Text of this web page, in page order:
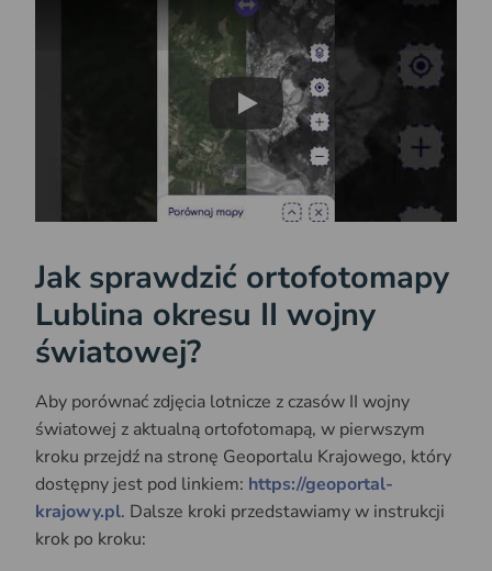
Play
Jak sprawdzić ortofotomapy
Lublina okresu II wojny
światowej?
Aby porównać zdjęcia lotnicze z czasów II wojny
światowej z aktualną ortofotomapą, w pierwszym
kroku przejdź na stronę Geoportalu Krajowego, który
dostępny jest pod linkiem: https://geoportal-
krajowy.pl. Dalsze kroki przedstawiamy w instrukcji
krok po kroku: